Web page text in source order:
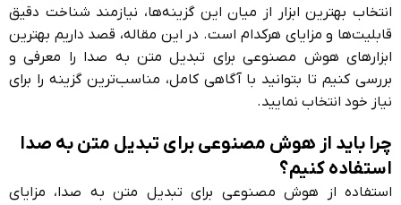
انتخاب بهترین ابزار از میان این گزینه‌ها، نیازمند شناخت دقیق
قابلیت‌ها و مزایای هرکدام است. در این مقاله، قصد داریم بهترین
ابزارهای هوش مصنوعی برای تبدیل متن به صدا را معرفی و
بررسی کنیم تا بتوانید با آگاهی کامل، مناسب‌ترین گزینه را برای
نیاز خود انتخاب نمایید.
چرا باید از هوش مصنوعی برای تبدیل متن به صدا
استفاده کنیم؟
استفاده از هوش مصنوعی برای تبدیل متن به صدا، مزایای